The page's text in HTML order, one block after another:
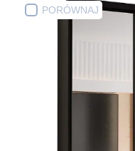
PORÓWNAJ